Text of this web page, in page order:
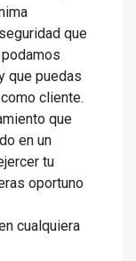
que
que puedas
cliente.
que
en un
tu
oportuno
cualquiera